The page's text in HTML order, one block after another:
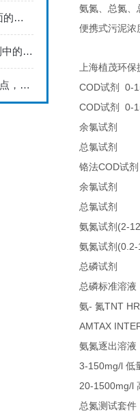
PH值测试仪在各个方面的应用
COD分析仪在水质监测中的实践与应用
dr3900分光光度计的特点，你造吗？
氨氮、总氮、
便携式污泥浓
上海植茂环保
COD试剂
0-
COD试剂 0-
余氯试剂
总氯试剂
铬法COD试剂
余氯试剂
总氯试剂
氨氮试剂 (2-
氨氮试剂
总磷试剂
总磷标准溶液
氨- 氮TNT HR
AMTAX
氨氮逐出溶液
3-150mg/l 低
20-1500mg/l
总氮测试套件